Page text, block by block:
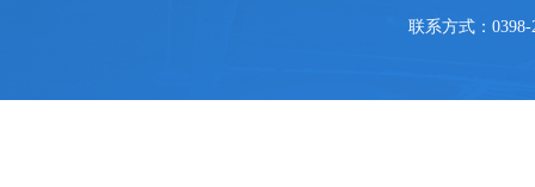
联系方式：